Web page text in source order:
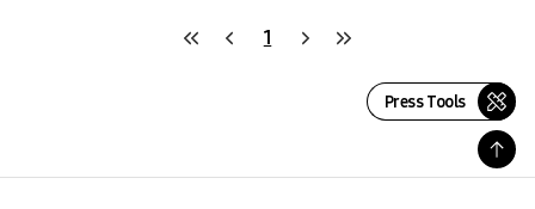
1
Press Tools